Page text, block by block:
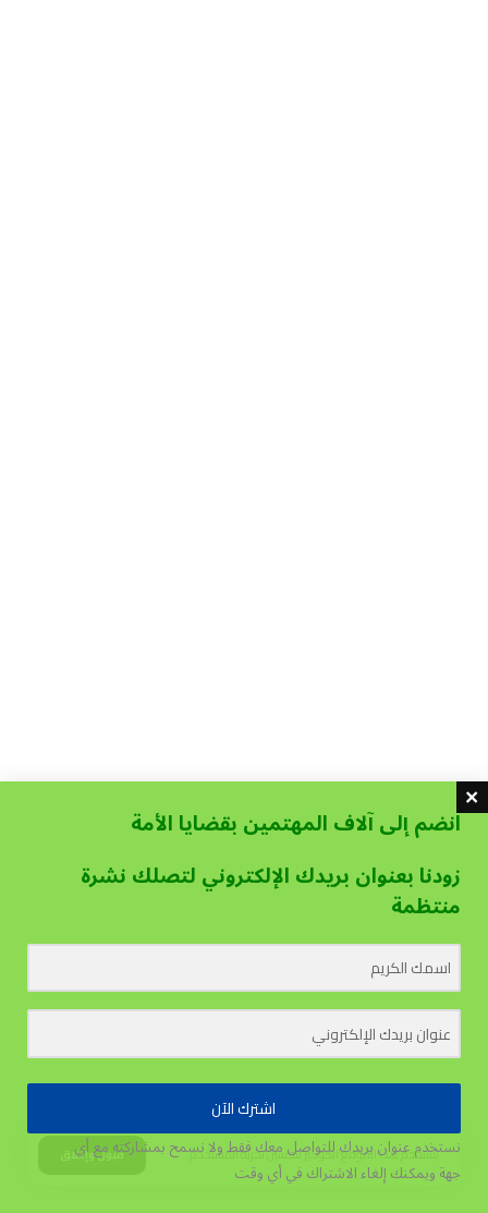
يستخدم هذا الموقع الكوكيز لتحسين تجربة المستخدم. قبول وإغلاق
انضم إلى آلاف المهتمين بقضايا الأمة
زودنا بعنوان بريدك الإلكتروني لتصلك نشرة
منتظمة
اشترك الآن
نستخدم عنوان بريدك للتواصل معك فقط ولا نسمح بمشاركته مع أي
جهةويمكنك إلغاء الاشتراك في أي وقت